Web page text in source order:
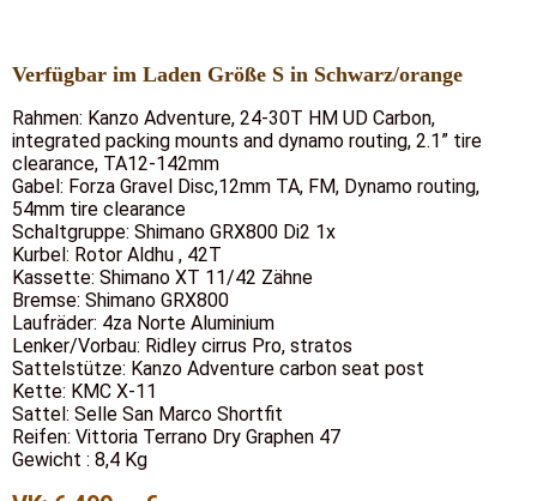
Verfügbar im Laden Größe S in Schwarz/orange
Rahmen: Kanzo Adventure, 24-30T HM UD Carbon,
integrated packing mounts and dynamo routing, 2.1” tire
clearance, TA12-142mm
Gabel: Forza Gravel Disc,12mm TA, FM, Dynamo routing,
54mm tire clearance
Schaltgruppe: Shimano GRX800 Di2 1x
Kurbel: Rotor Aldhu , 42T
Kassette: Shimano XT 11/42 Zähne
Bremse: Shimano GRX800
Laufräder: 4za Norte Aluminium
Lenker/Vorbau: Ridley cirrus Pro, stratos
Sattelstütze: Kanzo Adventure carbon seat post
Kette: KMC X-11
Sattel: Selle San Marco Shortfit
Reifen: Vittoria Terrano Dry Graphen 47
Gewicht : 8,4 Kg